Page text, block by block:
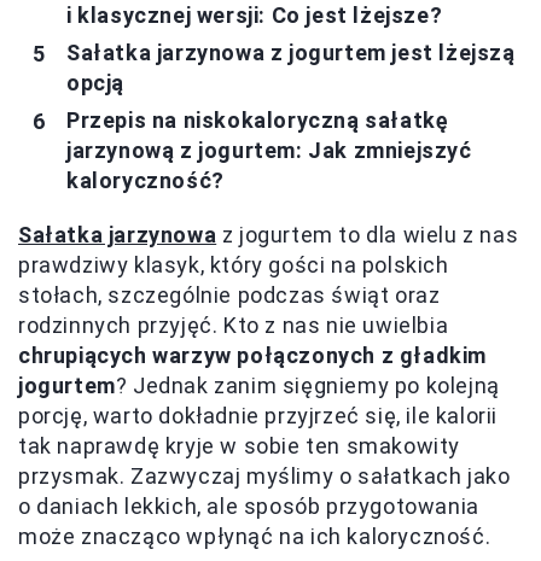
i klasycznej wersji: Co jest lżejsze?
Sałatka jarzynowa z jogurtem jest lżejszą
opcją
Przepis na niskokaloryczną sałatkę
jarzynową z jogurtem: Jak zmniejszyć
kaloryczność?
Sałatka jarzynowa z jogurtem to dla wielu z nas
prawdziwy klasyk, który gości na polskich
stołach, szczególnie podczas świąt oraz
rodzinnych przyjęć. Kto z nas nie uwielbia
chrupiących warzyw połączonych z gładkim
jogurtem? Jednak zanim sięgniemy po kolejną
porcję, warto dokładnie przyjrzeć się, ile kalorii
tak naprawdę kryje w sobie ten smakowity
przysmak. Zazwyczaj myślimy o sałatkach jako
o daniach lekkich, ale sposób przygotowania
może znacząco wpłynąć na ich kaloryczność.